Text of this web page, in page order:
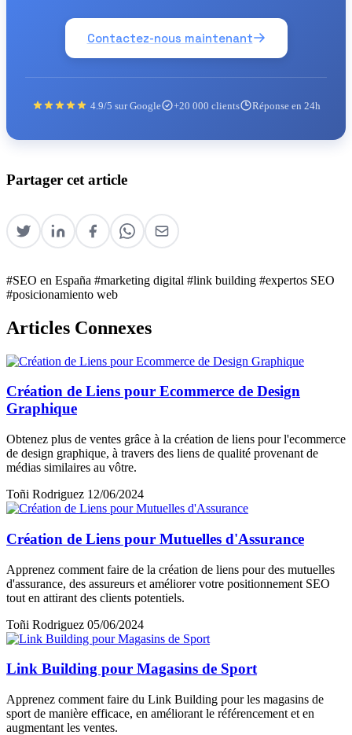
Contactez-nous maintenant
4.9/5 sur Google +20 000 clients Réponse en 24h
Partager cet article
#SEO en España #marketing digital #link building #expertos SEO
#posicionamiento web
Articles Connexes
Création de Liens pour Ecommerce de Design
Graphique
Obtenez plus de ventes grâce à la création de liens pour l'ecommerce
de design graphique, à travers des liens de qualité provenant de
médias similaires au vôtre.
Toñi Rodriguez 12/06/2024
Création de Liens pour Mutuelles d'Assurance
Apprenez comment faire de la création de liens pour des mutuelles
d'assurance, des assureurs et améliorer votre positionnement SEO
tout en attirant des clients potentiels.
Toñi Rodriguez 05/06/2024
Link Building pour Magasins de Sport
Apprenez comment faire du Link Building pour les magasins de
sport de manière efficace, en améliorant le référencement et en
augmentant les ventes.